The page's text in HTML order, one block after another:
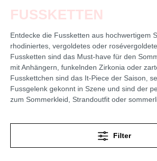
FUSSKETTEN
Entdecke die Fussketten aus hochwertigem
rhodiniertes, vergoldetes oder
Fussketten sind das Must-have für den
mit Anhängern, funkelnden Zirkonia oder
Fusskettchen sind das It-Piece der Saison,
Fussgelenk gekonnt in Szene und sind der
zum Sommerkleid, Strandoutfit oder
Filter